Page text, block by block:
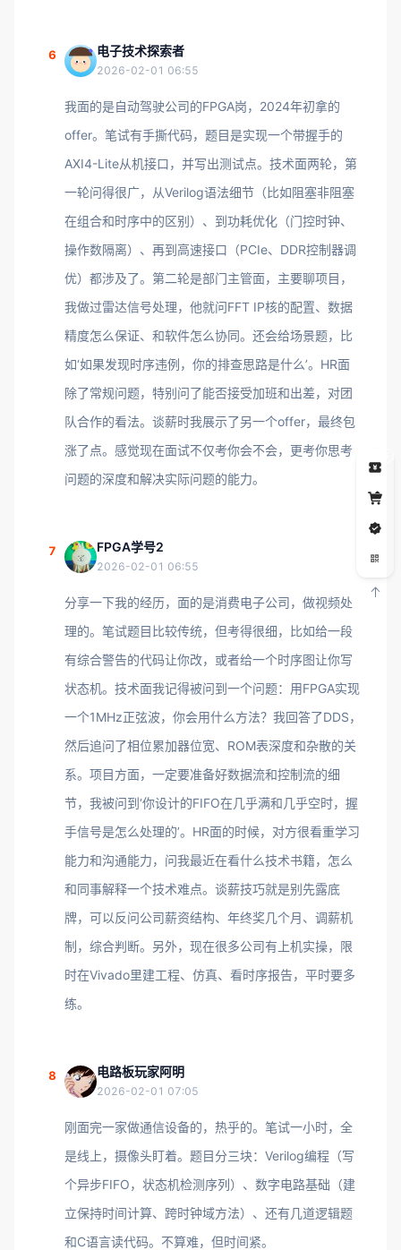
6 电子技术探索者
2026-02-01 06:55
我面的是自动驾驶公司的FPGA岗，2024年初拿的
offer。笔试有手撕代码，题目是实现一个带握手的
AXI4-Lite从机接口，并写出测试点。技术面两轮，第
一轮问得很广，从Verilog语法细节（比如阻塞非阻塞
在组合和时序中的区别）、到功耗优化（门控时钟、
操作数隔离）、再到高速接口（PCIe、DDR控制器调
优）都涉及了。第二轮是部门主管面，主要聊项目，
我做过雷达信号处理，他就问FFT IP核的配置、数据
精度怎么保证、和软件怎么协同。还会给场景题，比
如‘如果发现时序违例，你的排查思路是什么’。HR面
除了常规问题，特别问了能否接受加班和出差，对团
队合作的看法。谈薪时我展示了另一个offer，最终包
涨了点。感觉现在面试不仅考你会不会，更考你思考
问题的深度和解决实际问题的能力。
7 FPGA学号2
2026-02-01 06:55
分享一下我的经历，面的是消费电子公司，做视频处
理的。笔试题目比较传统，但考得很细，比如给一段
有综合警告的代码让你改，或者给一个时序图让你写
状态机。技术面我记得被问到一个问题：用FPGA实现
一个1MHz正弦波，你会用什么方法？我回答了DDS，
然后追问了相位累加器位宽、ROM表深度和杂散的关
系。项目方面，一定要准备好数据流和控制流的细
节，我被问到‘你设计的FIFO在几乎满和几乎空时，握
手信号是怎么处理的’。HR面的时候，对方很看重学习
能力和沟通能力，问我最近在看什么技术书籍，怎么
和同事解释一个技术难点。谈薪技巧就是别先露底
牌，可以反问公司薪资结构、年终奖几个月、调薪机
制，综合判断。另外，现在很多公司有上机实操，限
时在Vivado里建工程、仿真、看时序报告，平时要多
练。
8 电路板玩家阿明
2026-02-01 07:05
刚面完一家做通信设备的，热乎的。笔试一小时，全
是线上，摄像头盯着。题目分三块：Verilog编程（写
个异步FIFO，状态机检测序列）、数字电路基础（建
立保持时间计算、跨时钟域方法）、还有几道逻辑题
和C语言读代码。不算难，但时间紧。